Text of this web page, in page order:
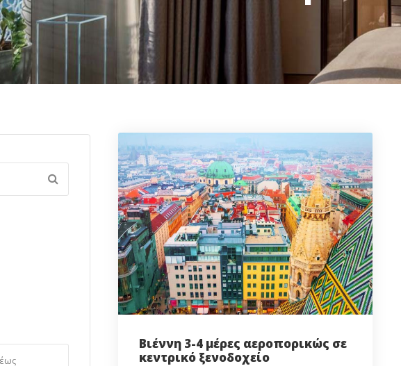
Βιέννη 3-4 μέρες αεροπορικώς σε
κεντρικό ξενοδοχείο